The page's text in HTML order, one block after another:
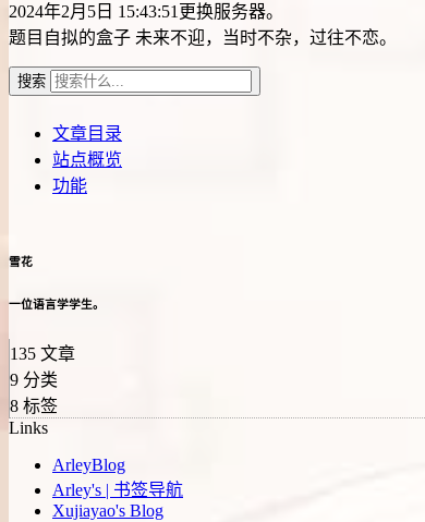
2024年2月5日 15:43:51更换服务器。
题目自拟的盒子 未来不迎，当时不杂，过往不恋。
搜索
文章目录
站点概览
功能
雪花
一位语言学学生。
135 文章
9 分类
8 标签
Links
ArleyBlog
Arley's | 书签导航
Xujiayao's Blog